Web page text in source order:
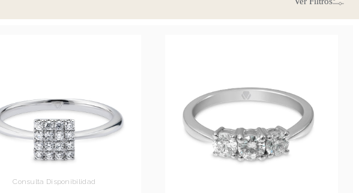
Consulta Disponibilidad